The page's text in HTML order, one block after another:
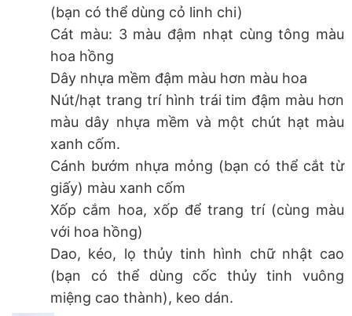
(bạn có thể dùng cỏ linh chi)
Cát màu: 3 màu đậm nhạt cùng tông màu
hoa hồng
Dây nhựa mềm đậm màu hơn màu hoa
Nút/hạt trang trí hình trái tim đậm màu hơn
màu dây nhựa mềm và một chút hạt màu
xanh cốm.
Cánh bướm nhựa mỏng (bạn có thể cắt từ
giấy) màu xanh cốm
Xốp cắm hoa, xốp để trang trí (cùng màu
với hoa hồng)
Dao, kéo, lọ thủy tinh hình chữ nhật cao
(bạn có thể dùng cốc thủy tinh vuông
miệng cao thành), keo dán.